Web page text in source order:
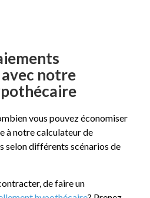
notre
vous pouvez économiser
à notre calculateur de
selon différents scénarios de
de faire un